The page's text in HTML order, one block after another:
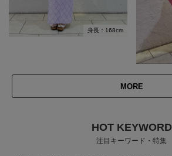
身長：168cm
MORE
HOT KEYWORD
注目キーワード・特集